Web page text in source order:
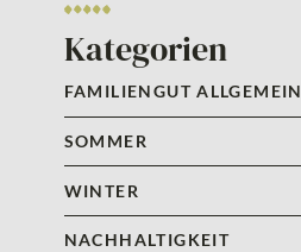
Kategorien
FAMILIENGUT ALLGEMEIN
SOMMER
WINTER
NACHHALTIGKEIT